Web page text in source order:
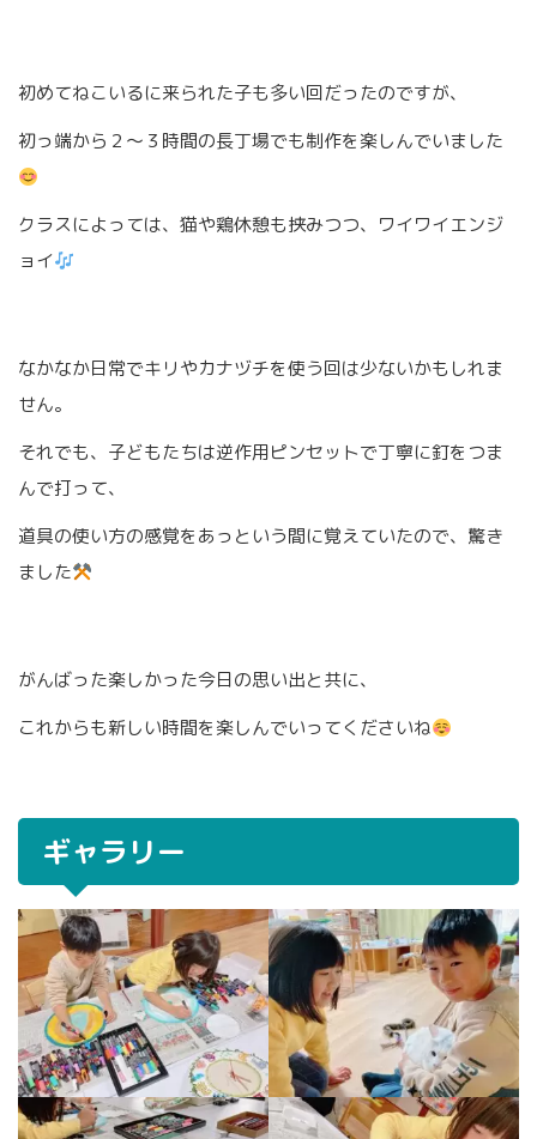
初めてねこいるに来られた子も多い回だったのですが、
初っ端から２〜３時間の長丁場でも制作を楽しんでいました
クラスによっては、猫や鶏休憩も挟みつつ、ワイワイエンジ
ョイ
なかなか日常でキリやカナヅチを使う回は少ないかもしれま
せん。
それでも、子どもたちは逆作用ピンセットで丁寧に釘をつま
んで打って、
道具の使い方の感覚をあっという間に覚えていたので、驚き
ました
がんばった楽しかった今日の思い出と共に、
これからも新しい時間を楽しんでいってくださいね
ギャラリー